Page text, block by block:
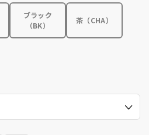
ブラック
（BK）
茶（CHA）